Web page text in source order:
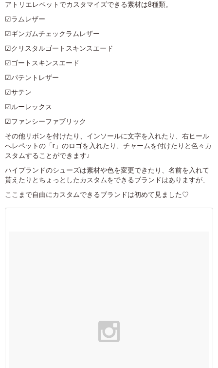
アトリエレペットでカスタマイズできる素材は8種類。
☑ラムレザー
☑ギンガムチェックラムレザー
☑クリスタルゴートスキンスエード
☑ゴートスキンスエード
☑パテントレザー
☑サテン
☑ルーレックス
☑ファンシーファブリック
その他リボンを付けたり、インソールに文字を入れたり、右ヒール
へレペットの「r」のロゴを入れたり、チャームを付けたりと色々カ
スタムすることができます♩
ハイブランドのシューズは素材や色を変更できたり、名前を入れて
貰えたりとちょっとしたカスタムをできるブランドはありますが、
ここまで自由にカスタムできるブランドは初めて見ました♡